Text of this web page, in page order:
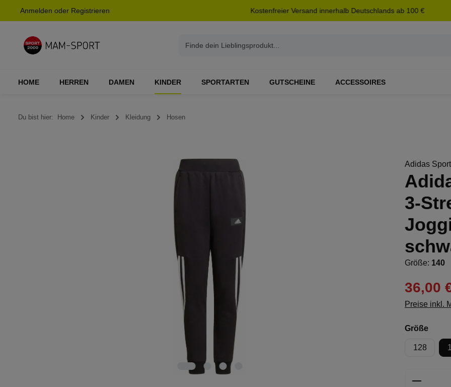
Zur Hauptnavigation springen
Anmelden oder Registrieren Kostenfreier Versand innerhalb Deutschlands ab 100 €
HOME HERREN DAMEN KINDER SPORTARTEN GUTSCHEINE ACCESSOIRES
Du bist hier: Home Kinder Kleidung Hosen
Adidas
3-
Größe: 140
36,00
Preise inkl.
Größe
128